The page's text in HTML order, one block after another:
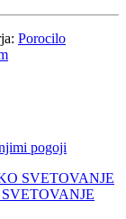
Porocilo
URL
pogoji
SVETOVANJE